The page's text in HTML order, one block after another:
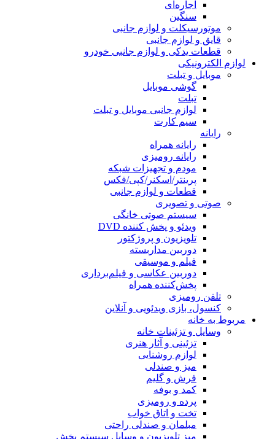
اجاره‌ای
سنگین
موتورسیکلت و لوازم جانبی
قایق و لوازم جانبی
قطعات یدکی و لوازم جانبی خودرو
لوازم الکترونیکی
موبایل و تبلت
گوشی موبایل
تبلت
لوازم جانبی موبایل و تبلت
سیم کارت
رایانه
رایانه همراه
رایانه رومیزی
مودم و تجهیزات شبکه
پرینتر/اسکنر/کپی/فکس
قطعات و لوازم جانبی
صوتی و تصویری
سیستم صوتی خانگی
ویدئو و پخش کننده DVD
تلویزیون و پروژکتور
دوربین مداربسته
فیلم و موسیقی
دوربین عکاسی و فیلم‌برداری
پخش‌کننده همراه
تلفن رومیزی
کنسول، بازی‌ ویدئویی و آنلاین
مربوط به خانه
وسایل و تزئینات خانه
تزئینی و آثار هنری
لوازم روشنایی
میز و صندلی
فرش و گلیم
کمد و بوفه
پرده و رومیزی
تخت و اتاق خواب
مبلمان و صندلی راحتی
میز تلویزیون و وسایل سیستم پخش